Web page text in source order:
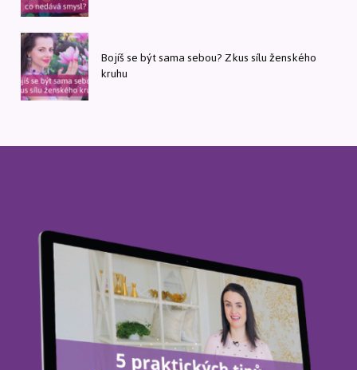
Bojíš se být sama sebou? Zkus sílu ženského
kruhu